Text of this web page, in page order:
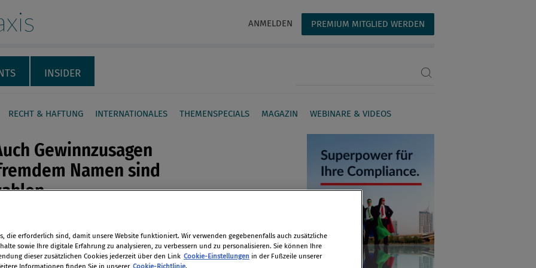
ANMELDEN PREMIUM MITGLIED WERDEN
INSIDER
RECHT & HAFTUNG INTERNATIONALES THEMENSPECIALS MAGAZIN WEBINARE & VIDEOS
Gewinnzusagen
Namen sind
ein Vorarlberger Kaffeefahrt-
verrechnet: Er muss einem
den vesprochenen „Geldpreis“ von
die erforderlich sind, damit unsere Website funktioniert. Wir verwenden gegebenenfalls auch zusätzliche
sowie Ihre digitale Erfahrung zu analysieren, zu verbessern und zu personalisieren. Sie können Ihre
dieser zusätzlichen Cookies jederzeit über den Link Cookie-Einstellungen in der Fußzeile unserer
Informationen finden Sie in unserer Cookie-Richtlinie.